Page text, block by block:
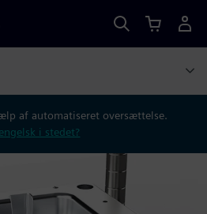
af automatiseret oversættelse.
i stedet?